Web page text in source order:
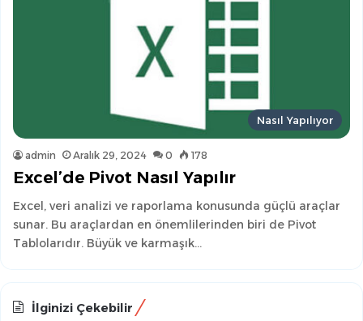
Nasıl Yapılıyor
admin Aralık 29, 2024 0 178
Excel’de Pivot Nasıl Yapılır
Excel, veri analizi ve raporlama konusunda güçlü araçlar
sunar. Bu araçlardan en önemlilerinden biri de Pivot
Tablolarıdır. Büyük ve karmaşık…
İlginizi Çekebilir